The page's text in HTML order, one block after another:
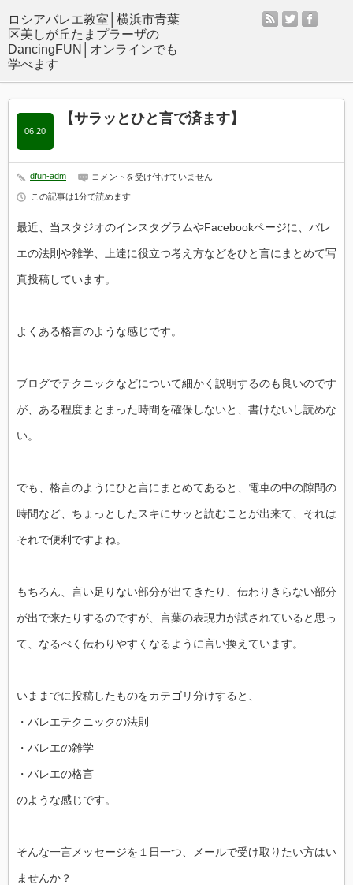
rss twitter
【サラッとひと言で済ます】
06.20
dfun-adm
【サ
ッ
ひ
と
言
で
ま
コメントを受け付けていません
この記事は1分で読めます
最近、当スタジオのインスタグラムやFacebookページに、バレ
エの法則や雑学、上達に役立つ考え方などをひと言にまとめて写
真投稿しています。
よくある格言のような感じです。
ブログでテクニックなどについて細かく説明するのも良いのです
が、ある程度まとまった時間を確保しないと、書けないし読めな
い。
でも、格言のようにひと言にまとめてあると、電車の中の隙間の
時間など、ちょっとしたスキにサッと読むことが出来て、それは
それで便利ですよね。
もちろん、言い足りない部分が出てきたり、伝わりきらない部分
が出で来たりするのですが、言葉の表現力が試されていると思っ
て、なるべく伝わりやすくなるように言い換えています。
いままでに投稿したものをカテゴリ分けすると、
・バレエテクニックの法則
・バレエの雑学
・バレエの格言
のような感じです。
そんな一言メッセージを１日一つ、メールで受け取りたい方はい
ませんか？